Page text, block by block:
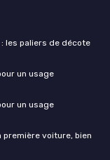
les paliers de décote
un usage
un usage
première voiture, bien